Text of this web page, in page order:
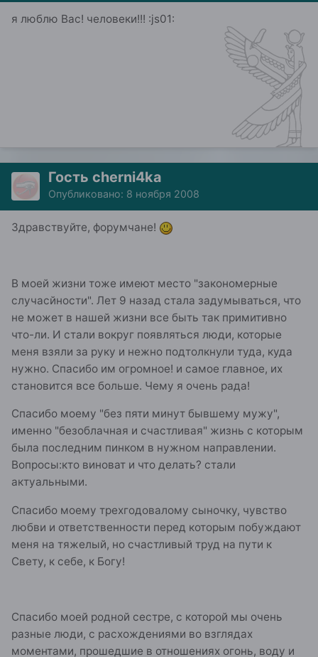
я люблю Вас! человеки!!! :js01:
Гость cherni4ka
Опубликовано: 8 ноября 2008
Здравствуйте, форумчане!
В моей жизни тоже имеют место "закономерные
случасйности". Лет 9 назад стала задумываться, что
не может в нашей жизни все быть так примитивно
что-ли. И стали вокруг появляться люди, которые
меня взяли за руку и нежно подтолкнули туда, куда
нужно. Спасибо им огромное! и самое главное, их
становится все больше. Чему я очень рада!
Спасибо моему "без пяти минут бывшему мужу",
именно "безоблачная и счастливая" жизнь с которым
была последним пинком в нужном направлении.
Вопросы:кто виноват и что делать? стали
актуальными.
Спасибо моему трехгодовалому сыночку, чувство
любви и ответственности перед которым побуждают
меня на тяжелый, но счастливый труд на пути к
Свету, к себе, к Богу!
Спасибо моей родной сестре, с которой мы очень
разные люди, с расхождениями во взглядах
моментами, прошедшие в отношениях огонь, воду и